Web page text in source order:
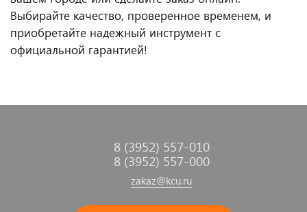
Выбирайте качество, проверенное временем, и
приобретайте надежный инструмент с
официальной гарантией!
8 (3952) 557-010
8 (3952) 557-000
zakaz@kcu.ru